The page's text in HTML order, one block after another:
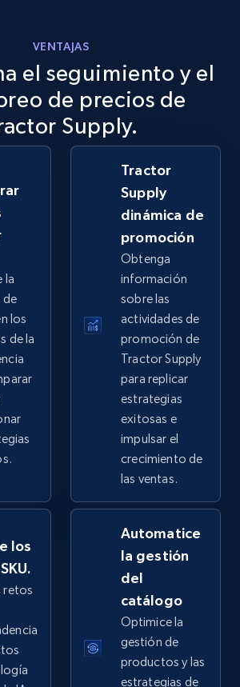
Title, Seller name, Seller rating,
Breadcrumbs, Root category, and
data on products using
Title, Seller name, Seller rating,
Breadcrumbs, Root category, and
359+ Comenzar ahora
products from shops on eBay
Title, Seller name, Seller rating,
Breadcrumbs, Root category, and
Comenzar ahora
records by category
Title, Seller name, Seller rating,
Root category, and
VENTAJAS
el seguimiento y el
de precios de
Supply.
la
de
los
de la
Tractor
Supply
dinámica de
promoción
Obtenga
información
sobre las
actividades de
promoción de
Tractor Supply
para replicar
estrategias
exitosas e
impulsar el
crecimiento de
las ventas.
los
retos
Automatice
la gestión
del
catálogo
Optimice la
gestión de
productos y las
estrategias de